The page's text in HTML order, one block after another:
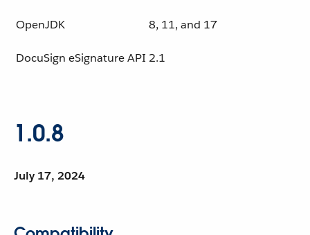
OpenJDK 8, 11, and 17
DocuSign eSignature API 2.1
1.0.8
July 17, 2024